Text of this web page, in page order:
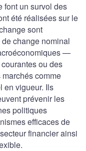
font un survol des
été réalisées sur le
sont
change nominal
—
ou des
comme
en vigueur. Ils
prévenir les
politiques
efficaces de
financier ainsi